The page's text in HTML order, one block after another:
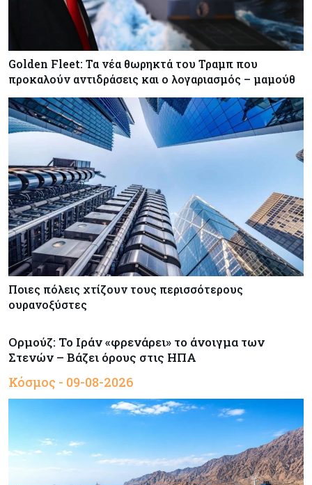
Golden Fleet: Τα νέα θωρηκτά του Τραμπ που
προκαλούν αντιδράσεις και ο λογαριασμός – μαμούθ
Ποιες πόλεις χτίζουν τους περισσότερους
ουρανοξύστες
Ορμούζ: Το Ιράν «φρενάρει» το άνοιγμα των
Στενών – Βάζει όρους στις ΗΠΑ
Κόσμος - 09-08-2026